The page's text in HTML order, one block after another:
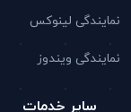
نمایندگی لینوکس
نمایندگی ویندوز
سایر خدمات